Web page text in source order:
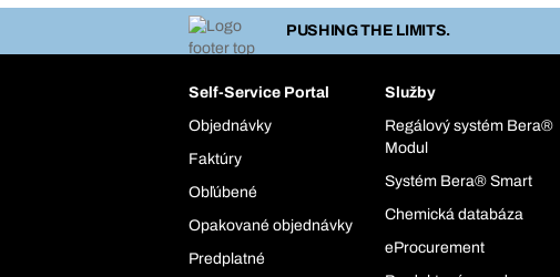
PUSHING THE LIMITS.
Self-Service Portal
Objednávky
Faktúry
Obľúbené
Opakované objednávky
Predplatné
Služby
Regálový systém Bera®
Modul
Systém Bera® Smart
Chemická databáza
eProcurement